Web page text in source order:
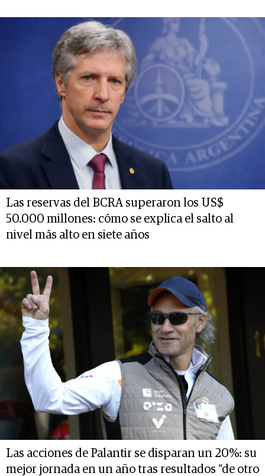
Las reservas del BCRA superaron los US$
50.000 millones: cómo se explica el salto al
nivel más alto en siete años
Las acciones de Palantir se disparan un 20%: su
mejor jornada en un año tras resultados “de otro